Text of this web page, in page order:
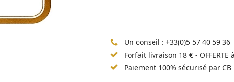
Un conseil : +33(0)5 57 40 59 36
Forfait livraison 18 € -
Paiement 100% sécurisé par CB